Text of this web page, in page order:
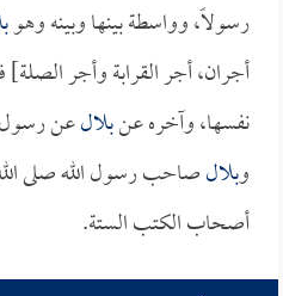
رسولاً، وواسطة بينها وبينه وهو
أجران، أجر القرابة وأجر
نفسها، وآخره عنبلالعن رسول
وبلالصاحب رسول الله صلى
أصحاب الكتب الستة.